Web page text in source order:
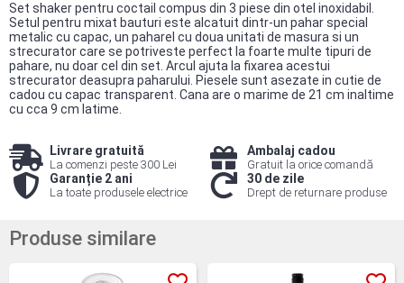
Set shaker pentru coctail compus din 3 piese din otel inoxidabil.
Setul pentru mixat bauturi este alcatuit dintr-un pahar special
metalic cu capac, un paharel cu doua unitati de masura si un
strecurator care se potriveste perfect la foarte multe tipuri de
pahare, nu doar cel din set. Arcul ajuta la fixarea acestui
strecurator deasupra paharului. Piesele sunt asezate in cutie de
cadou cu capac transparent. Cana are o marime de 21 cm inaltime
cu cca 9 cm latime.
Livrare gratuită
La comenzi peste 300 Lei
Ambalaj cadou
Gratuit la orice comandă
Garanție 2 ani
La toate produsele electrice
30 de zile
Drept de returnare produse
Produse similare